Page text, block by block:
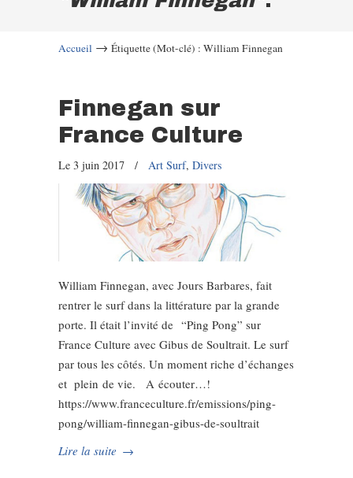
Accueil → Étiquette (Mot-clé) : William Finnegan
Finnegan sur
France Culture
Le 3 juin 2017 / Art Surf, Divers
William Finnegan, avec Jours Barbares, fait
rentrer le surf dans la littérature par la grande
porte. Il était l’invité de “Ping Pong” sur
France Culture avec Gibus de Soultrait. Le surf
par tous les côtés. Un moment riche d’échanges
et plein de vie. A écouter…!
https://www.franceculture.fr/emissions/ping-
pong/william-finnegan-gibus-de-soultrait
Lire la suite →